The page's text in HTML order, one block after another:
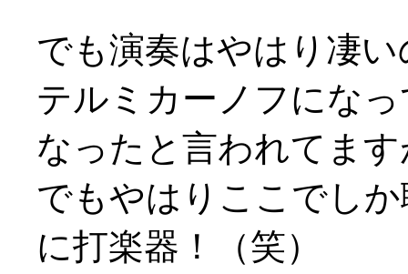
でも演奏はやはり凄
テルミカーノフにな
なったと言われてま
でもやはりここでし
に打楽器！（笑）